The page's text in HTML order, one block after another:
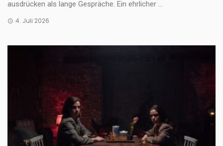
ausdrücken als lange Gespräche. Ein ehrlicher ...
4. Juli 2026